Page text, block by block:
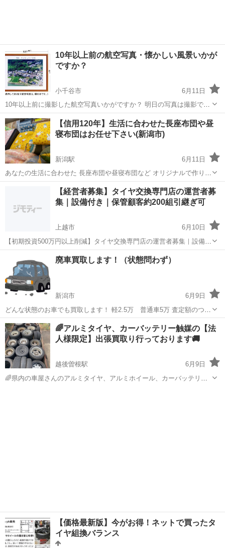
10年以上前の航空写真・懐かしい風景いかが
ですか？
小千谷市
6月11日
10年以上前に撮影した航空写真いかがですか？ 明日の写真は撮影でき
ますが、昨日には戻れません。 懐かしい景色・懐かしい街並み・ 建て
替えて今はない昔住んでいた家が映った 航空写真お売り致します。 ...
新潟 小千谷市 その他 無料
【信用120年】生活に合わせた長座布団や昼
寝布団はお任せ下さい(新潟市)
新潟駅
6月11日
あなたの生活に合わせた 長座布団や昼寝布団など オリジナルで作りま
せんか？ 創業から120年の実績と信頼があります 新潟市中央区西堀3
番町258番地の 『ふとんの竹田』です。 座布団じゃ～短くて長い座布
新潟駅 その他
【経営者募集】タイヤ交換専門店の運営者募
集｜設備付き｜保管顧客約200組引継ぎ可
上越市
6月10日
【初期投資500万円以上削減】タイヤ交換専門店の運営者募集｜設備付
き｜保管顧客200組引継ぎ可 新潟県上越市で営業している「タイヤの
ヤマシタ」の運営者を募集しています。 現在営業中のタイヤ交換専門
店です。 ...
上越市 その他
廃車買取します！（状態問わず）
新潟市
6月9日
どんな状態のお車でも買取します！ 軽2.5万 普通車5万 査定額のつか
なかったお車でも上記金額で買取します！ 気軽にメッセージくださ
い！
新潟 新潟市 買取
🌈アルミタイヤ、カーバッテリー触媒の【法
人様限定】出張買取り行っております🚚
越後曽根駅
6月9日
🌈県内の車屋さんのアルミタイヤ、アルミホイール、カーバッテリ
【価格最新版】今がお得！ネットで買ったタ
イヤ組換バランス